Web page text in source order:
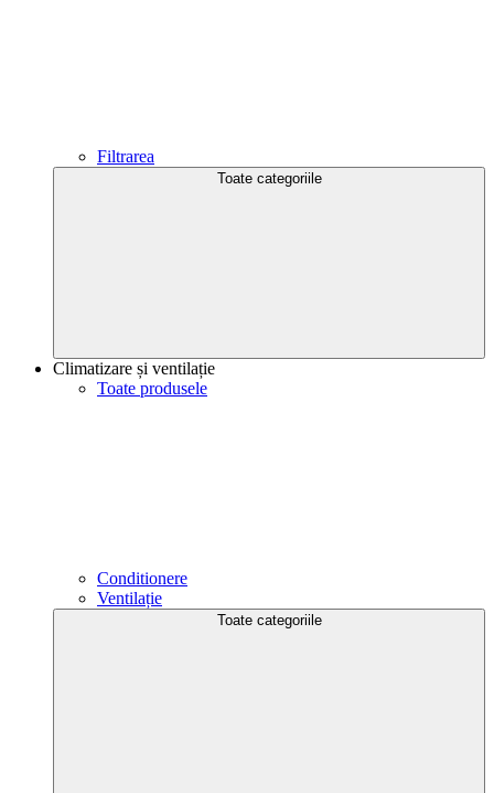
Filtrarea
Toate categoriile
Climatizare și ventilație
Toate produsele
Conditionere
Ventilație
Toate categoriile